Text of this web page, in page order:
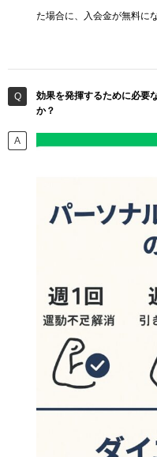
た場合に、入会金が無料に
効果を発揮するために必要
か？